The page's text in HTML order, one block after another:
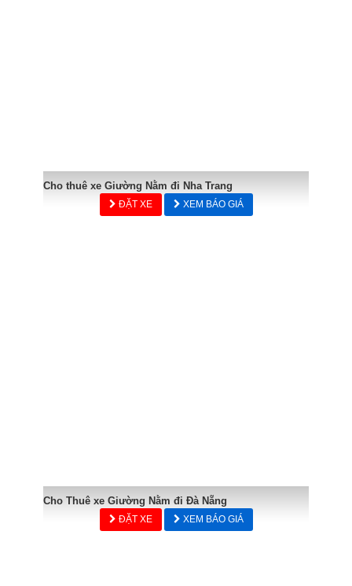
Cho thuê xe Giường Nằm đi Nha Trang
ĐẶT XE XEM BÁO GIÁ
Cho Thuê xe Giường Nằm đi Đà Nẵng
ĐẶT XE XEM BÁO GIÁ